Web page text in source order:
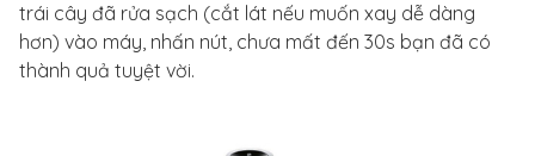
trái cây đã rửa sạch (cắt lát nếu muốn xay dễ dàng
hơn) vào máy, nhấn nút, chưa mất đến 30s bạn đã có
thành quả tuyệt vời.